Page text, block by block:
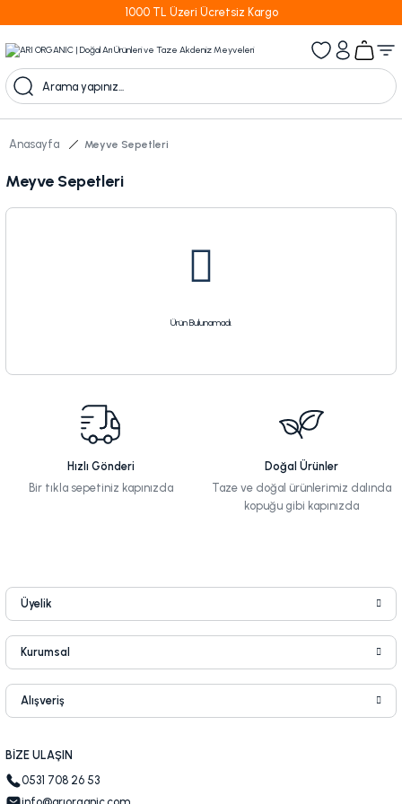
1000 TL Üzeri Ücretsiz Kargo
Anasayfa Meyve Sepetleri
Meyve Sepetleri
Ürün Bulunamadı.
Hızlı Gönderi
Bir tıkla sepetiniz kapınızda
Doğal Ürünler
Taze ve doğal ürünlerimiz dalında
kopuğu gibi kapınızda
Üyelik
Kurumsal
Alışveriş
BİZE ULAŞIN
0531 708 26 53